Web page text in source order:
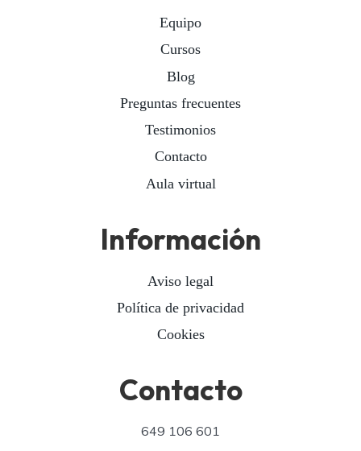
Equipo
Cursos
Blog
Preguntas frecuentes
Testimonios
Contacto
Aula virtual
Información
Aviso legal
Política de privacidad
Cookies
Contacto
649 106 601